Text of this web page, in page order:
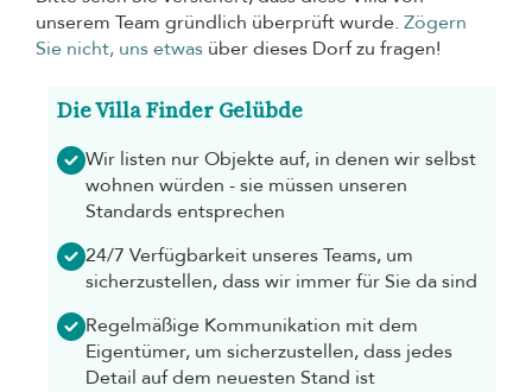
unserem Team gründlich überprüft wurde. Zögern
Sie nicht, uns etwas über dieses Dorf zu fragen!
Die Villa Finder Gelübde
Wir listen nur Objekte auf, in denen wir selbst
wohnen würden - sie müssen unseren
Standards entsprechen
24/7 Verfügbarkeit unseres Teams, um
sicherzustellen, dass wir immer für Sie da sind
Regelmäßige Kommunikation mit dem
Eigentümer, um sicherzustellen, dass jedes
Detail auf dem neuesten Stand ist